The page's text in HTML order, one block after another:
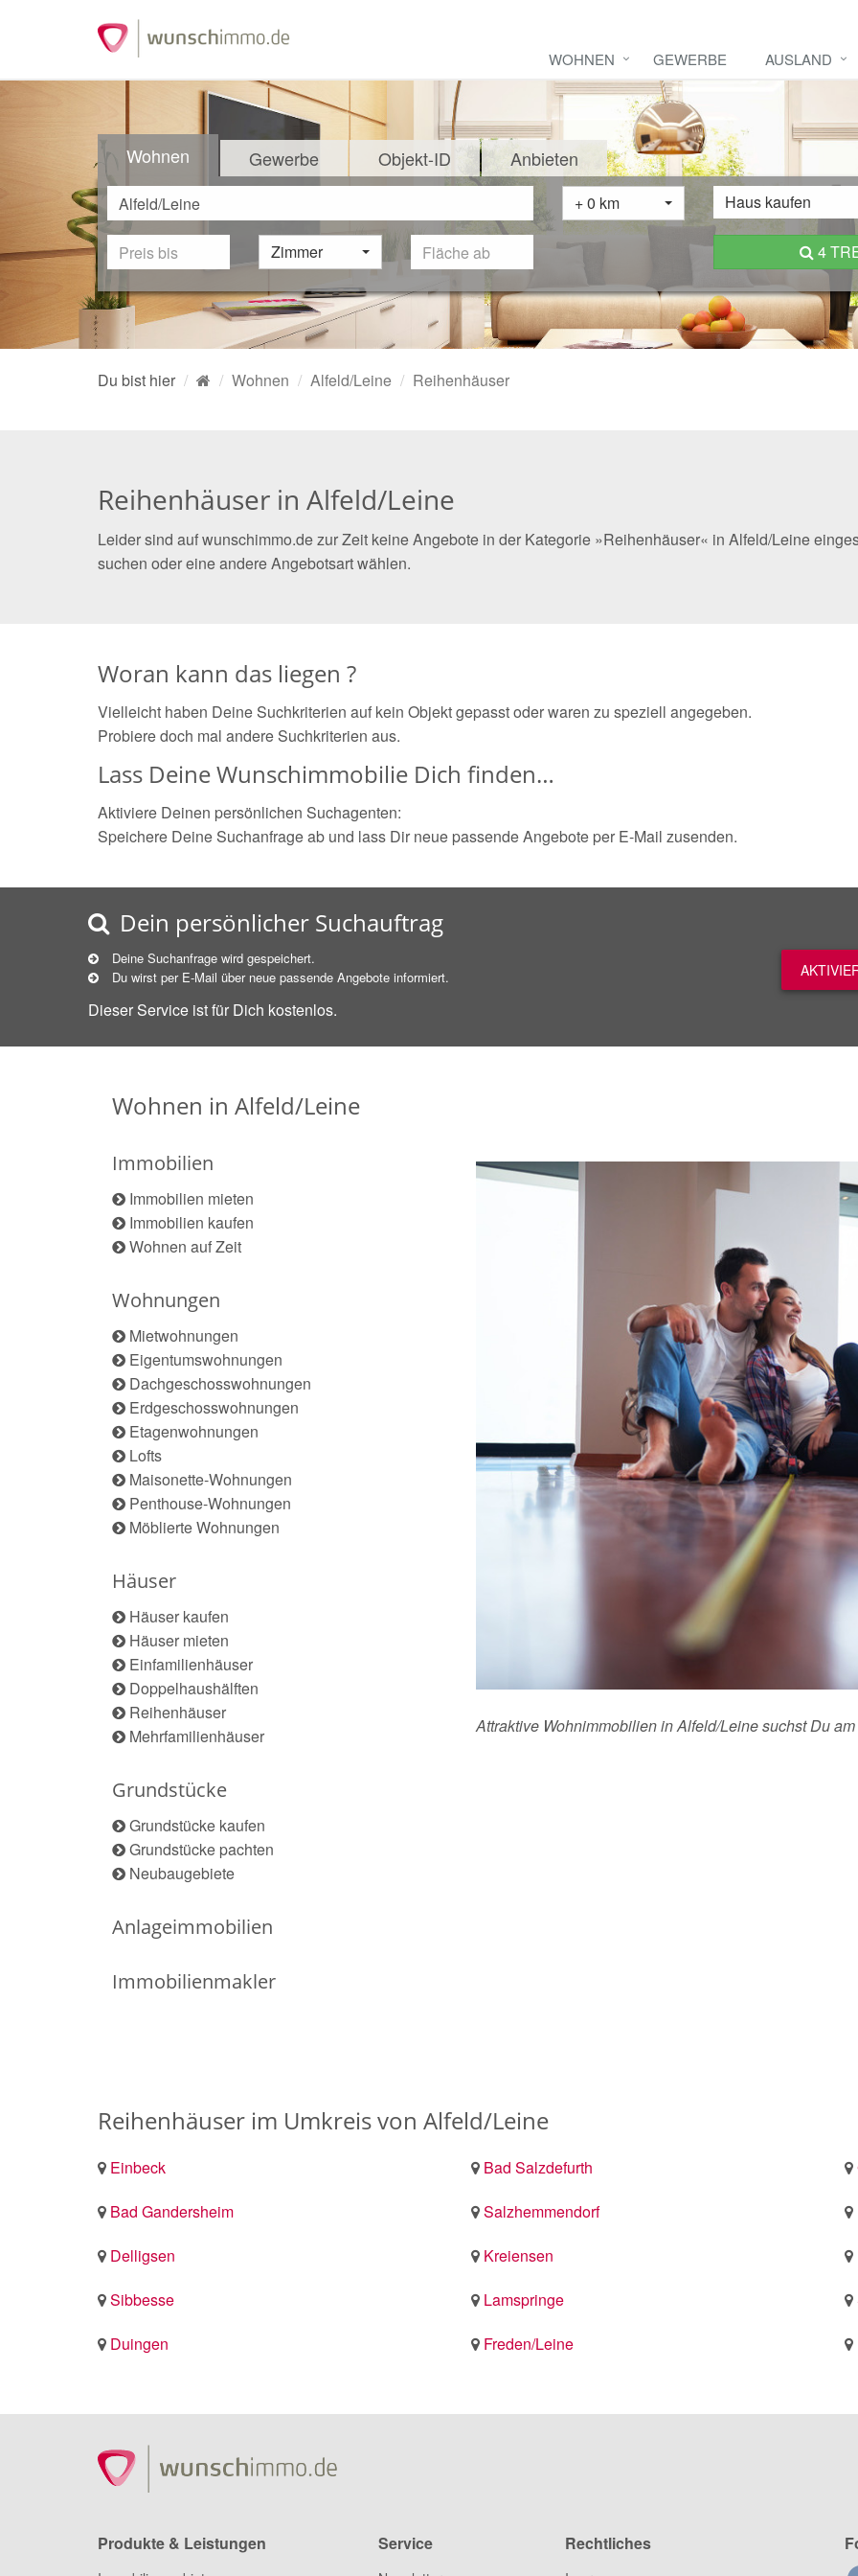
WOHNEN GEWERBE AUSLAND
Wohnen Gewerbe Objekt-ID Anbieten
+ 0 km Haus kaufen
Zimmer 4
Du bist hier Wohnen Alfeld/Leine Reihenhäuser
Reihenhäuser in Alfeld/Leine
Leider sind auf wunschimmo.de zur Zeit keine Angebote in der Kategorie »Reihenhäuser« in Alfeld/Leine
suchen oder eine andere Angebotsart wählen.
Woran kann das liegen ?
Vielleicht haben Deine Suchkriterien auf kein Objekt gepasst oder waren zu speziell angegeben.
Probiere doch mal andere Suchkriterien aus.
Lass Deine Wunschimmobilie Dich finden…
Aktiviere Deinen persönlichen Suchagenten:
Speichere Deine Suchanfrage ab und lass Dir neue passende Angebote per E-Mail zusenden.
Dein persönlicher Suchauftrag
Deine Suchanfrage wird gespeichert.
Du wirst per E-Mail über neue passende Angebote informiert.
Dieser Service ist für Dich kostenlos.
Wohnen in Alfeld/Leine
Immobilien
Immobilien mieten
Immobilien kaufen
Wohnen auf Zeit
Wohnungen
Mietwohnungen
Eigentumswohnungen
Dachgeschosswohnungen
Erdgeschosswohnungen
Etagenwohnungen
Lofts
Maisonette-Wohnungen
Penthouse-Wohnungen
Möblierte Wohnungen
Häuser
Häuser kaufen
Häuser mieten
Einfamilienhäuser
Doppelhaushälften
Reihenhäuser
Mehrfamilienhäuser
Grundstücke
Grundstücke kaufen
Grundstücke pachten
Neubaugebiete
Anlageimmobilien
Immobilienmakler
Attraktive Wohnimmobilien in Alfeld/Leine suchst Du
Reihenhäuser im Umkreis von Alfeld/Leine
Einbeck Bad Salzdefurth
Bad Gandersheim
Salzhemmendorf
Delligsen
Kreiensen
Sibbesse
Lamspringe
Duingen
Freden/Leine
Produkte & Leistungen Service Rechtliches